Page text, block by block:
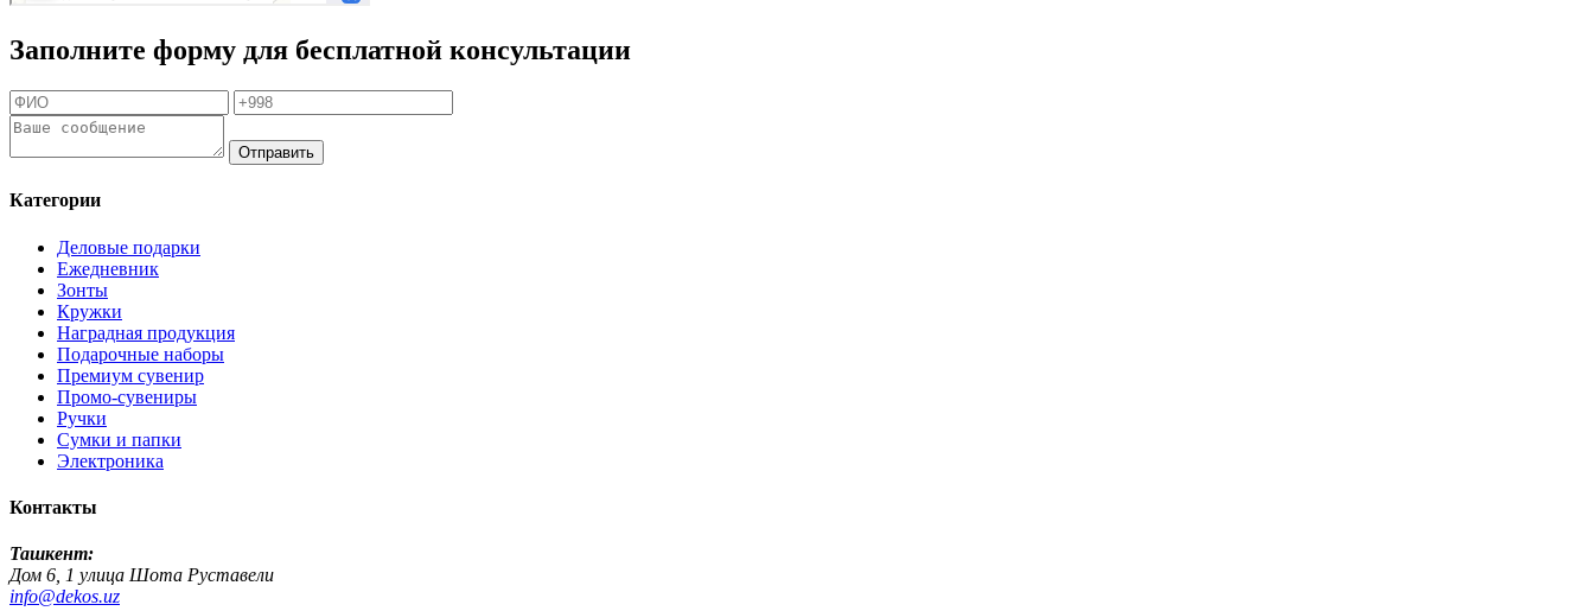
Заполните форму для бесплатной консультации
Отправить
Категории
Деловые подарки
Ежедневник
Зонты
Кружки
Наградная продукция
Подарочные наборы
Премиум сувенир
Промо-сувениры
Ручки
Сумки и папки
Электроника
Контакты
Ташкент:
Дом 6, 1 улица Шота Руставели
info@dekos.uz